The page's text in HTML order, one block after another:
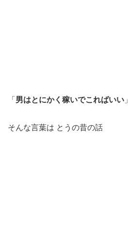
「 男はとにかく稼いでこればいい 」
そんな言葉は とうの昔の話